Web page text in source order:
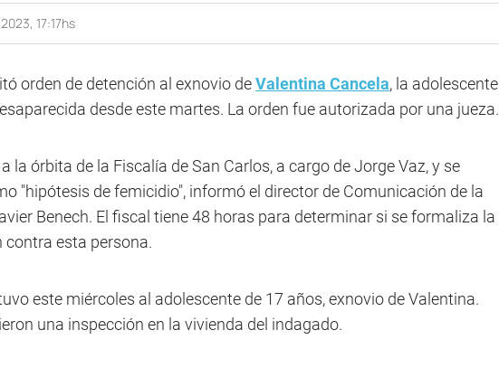
17:17hs
orden de detención al exnovio deValentina Cancela, la adolescente
desde este martes. La orden fue autorizada por una jueza.
la órbita de la Fiscalía de San Carlos, a cargo de Jorge Vaz, y se
"hipótesis de femicidio", informó el director de Comunicación de la
Benech. El fiscal tiene 48 horas para determinar si se formaliza la
contra esta persona.
este miércoles al adolescente de 17 años, exnovio de Valentina.
una inspección en la vivienda del indagado.